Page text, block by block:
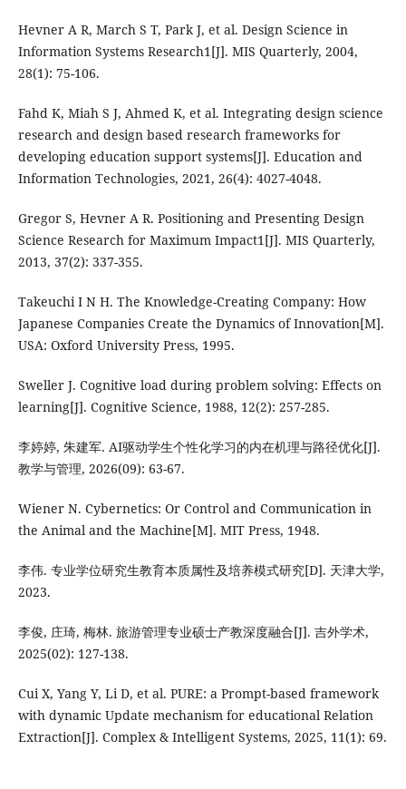
Hevner A R, March S T, Park J, et al. Design Science in
Information Systems Research1[J]. MIS Quarterly, 2004,
28(1): 75-106.
Fahd K, Miah S J, Ahmed K, et al. Integrating design science
research and design based research frameworks for
developing education support systems[J]. Education and
Information Technologies, 2021, 26(4): 4027-4048.
Gregor S, Hevner A R. Positioning and Presenting Design
Science Research for Maximum Impact1[J]. MIS Quarterly,
2013, 37(2): 337-355.
Takeuchi I N H. The Knowledge-Creating Company: How
Japanese Companies Create the Dynamics of Innovation[M].
USA: Oxford University Press, 1995.
Sweller J. Cognitive load during problem solving: Effects on
learning[J]. Cognitive Science, 1988, 12(2): 257-285.
李婷婷, 朱建军. AI驱动学生个性化学习的内在机理与路径优化[J].
教学与管理, 2026(09): 63-67.
Wiener N. Cybernetics: Or Control and Communication in
the Animal and the Machine[M]. MIT Press, 1948.
李伟. 专业学位研究生教育本质属性及培养模式研究[D]. 天津大学,
2023.
李俊, 庄琦, 梅林. 旅游管理专业硕士产教深度融合[J]. 吉外学术,
2025(02): 127-138.
Cui X, Yang Y, Li D, et al. PURE: a Prompt-based framework
with dynamic Update mechanism for educational Relation
Extraction[J]. Complex & Intelligent Systems, 2025, 11(1): 69.